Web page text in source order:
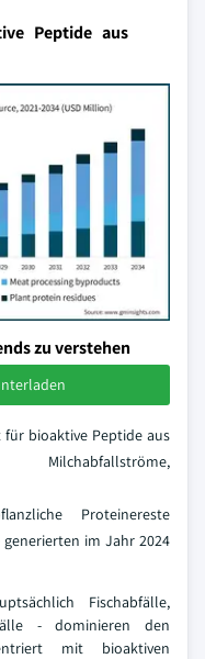
Peptide aus
zu verstehen
bioaktive Peptide aus
Proteinereste
im Jahr 2024
Fischabfälle,
- dominieren den
mit bioaktiven